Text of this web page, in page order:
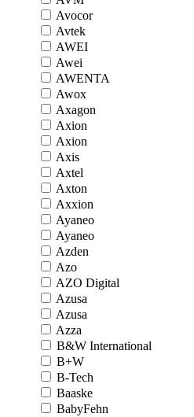
Avocor
Avtek
AWEI
Awei
AWENTA
Awox
Axagon
Axion
Axion
Axis
Axtel
Axton
Axxion
Ayaneo
Ayaneo
Azden
Azo
AZO Digital
Azusa
Azusa
Azza
B&W International
B+W
B-Tech
Baaske
BabyFehn